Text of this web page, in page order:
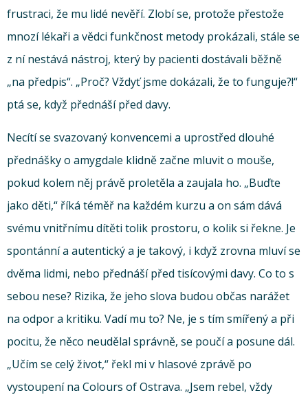
frustraci, že mu lidé nevěří. Zlobí se, protože přestože
mnozí lékaři a vědci funkčnost metody prokázali, stále se
z ní nestává nástroj, který by pacienti dostávali běžně
„na předpis“. „Proč? Vždyť jsme dokázali, že to funguje?!“
ptá se, když přednáší před davy.
Necítí se svazovaný konvencemi a uprostřed dlouhé
přednášky o amygdale klidně začne mluvit o mouše,
pokud kolem něj právě proletěla a zaujala ho. „Buďte
jako děti,“ říká téměř na každém kurzu a on sám dává
svému vnitřnímu dítěti tolik prostoru, o kolik si řekne. Je
spontánní a autentický a je takový, i když zrovna mluví se
dvěma lidmi, nebo přednáší před tisícovými davy. Co to s
sebou nese? Rizika, že jeho slova budou občas narážet
na odpor a kritiku. Vadí mu to? Ne, je s tím smířený a při
pocitu, že něco neudělal správně, se poučí a posune dál.
„Učím se celý život,“ řekl mi v hlasové zprávě po
vystoupení na Colours of Ostrava. „Jsem rebel, vždy